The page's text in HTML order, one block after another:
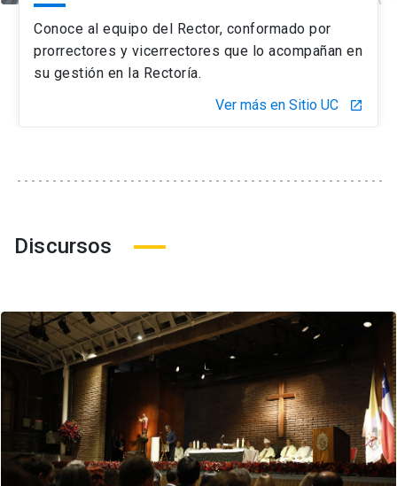
Conoce al equipo del Rector, conformado por
prorrectores y vicerrectores que lo acompañan en
su gestión en la Rectoría.
Ver más en Sitio UC
launch
Discursos